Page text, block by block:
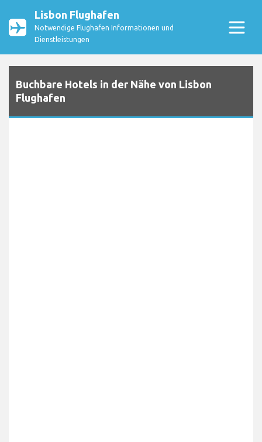
Lisbon Flughafen
Notwendige Flughafen Informationen und
Dienstleistungen
Buchbare Hotels in der Nähe von Lisbon
Flughafen